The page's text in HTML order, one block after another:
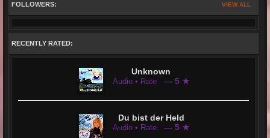
VIEW ALL
FOLLOWERS:
RECENTLY RATED:
Unknown
Audio • Rate — 5 ★
Du bist der Held
Audio • Rate — 5 ★